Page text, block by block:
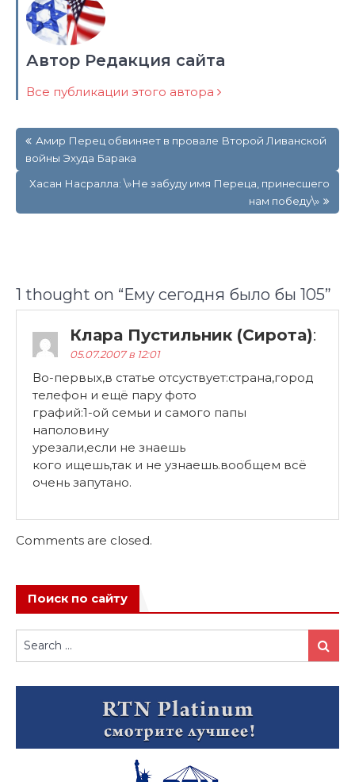
Автор Редакция сайта
Все публикации этого автора
по
записям
Амир Перец обвиняет в провале Второй Ливанской
войны Эхуда Барака
Хасан Насралла: \»Не забуду имя Переца, принесшего
нам победу\»
1 thought on “Ему сегодня было бы 105”
Клара Пустильник (Сирота):
05.07.2007 в 12:01
Во-первых,в статье отсуствует:страна,город
телефон и ещё пару фото
графий:1-ой семьи и самого папы
наполовину
урезали,если не знаешь
кого ищешь,так и не узнаешь.вообщем всё
очень запутано.
Comments are closed.
Поиск по сайту
Search
for:
Search